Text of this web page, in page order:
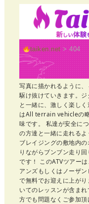
写真に描かれるように
駆け抜けていきます。
と一緒に、激しく楽し
はAll terrain vehicleの
味です。 私達が安全に
の方達と一緒に走れる
ブレイジングの敷地内
りながらブンブン走り
です！ このATVツアー
アンズもしくはノーザ
で無料でお迎えに上が
いてのレッスンが含ま
方でも問題なくご参加頂